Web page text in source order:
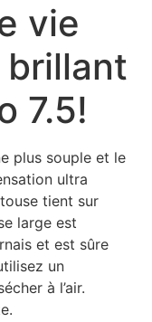
vie
7.5!
plus souple et le
ultra
tient sur
large est
et est sûre
un
à l’air.